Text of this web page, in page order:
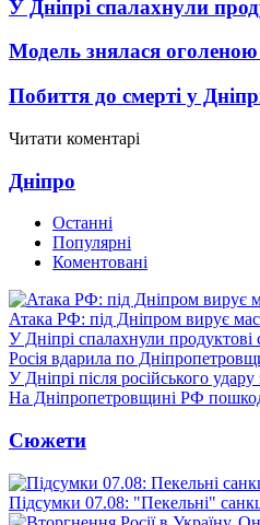
У Дніпрі спалахнули
Модель знялася
Побиття до смерті у
Читати коментарі
Дніпро
Останні
Популярні
Коментовані
Атака РФ: під Дніпром вирує
У Дніпрі спалахнули продуктові
Росія вдарила по
У Дніпрі після російського
На Дніпропетровщині РФ
Сюжети
Підсумки 07.08: "Пекельні"